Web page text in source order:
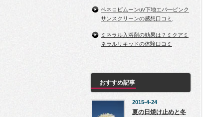
ペネロピムーンuv下地エバ―ピンク
サンスクリーンの感想口コミ,
ミネラル入浴剤の効果は？ミクアミ
ネラルリキッドの体験口コミ
おすすめ記事
2015-4-24
夏の日焼け止めと冬